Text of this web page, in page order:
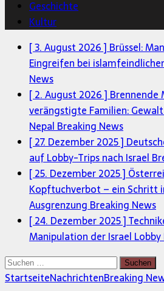
Geschichte
Kultur
[ 3. August 2026 ] Brüssel:
Eingreifen bei
News
[ 2. August 2026 ] Brennende
verängstigte Familien:
Nepal Breaking News
[ 27. Dezember 2025 ]
auf Lobby-Trips nach Israel
[ 25. Dezember 2025 ]
Kopftuchverbot – ein Schritt
Ausgrenzung Breaking News
[ 24. Dezember 2025 ]
Manipulation der Israel Lobby
Suchen
nach:
StartseiteNachrichtenBreaking